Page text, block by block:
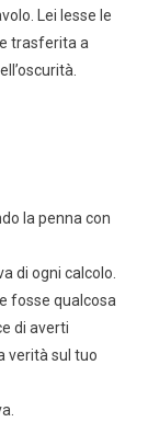
Lei lesse le
trasferita a
la penna con
di ogni calcolo.
fosse qualcosa
di averti
verità sul tuo